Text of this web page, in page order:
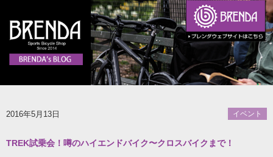
2016年5月13日 イベント
TREK試乗会！噂のハイエンドバイク〜クロスバイクまで！